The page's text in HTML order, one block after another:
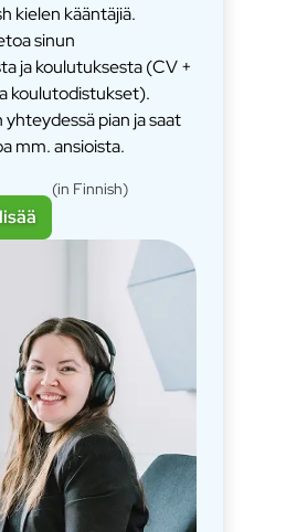
kielen kääntäjiä.
sinun
ja koulutuksesta (CV +
koulutodistukset).
pian ja saat
mm. ansioista.
(in Finnish)